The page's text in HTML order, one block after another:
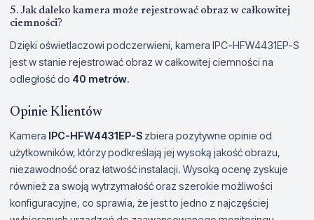
5. Jak daleko kamera może rejestrować obraz w całkowitej
ciemności?
Dzięki oświetlaczowi podczerwieni, kamera IPC-HFW4431EP-S
jest w stanie rejestrować obraz w całkowitej ciemności na
odległość do 40 metrów.
Opinie Klientów
Kamera IPC-HFW4431EP-S zbiera pozytywne opinie od
użytkowników, którzy podkreślają jej wysoką jakość obrazu,
niezawodność oraz łatwość instalacji. Wysoką ocenę zyskuje
również za swoją wytrzymałość oraz szerokie możliwości
konfiguracyjne, co sprawia, że jest to jedno z najczęściej